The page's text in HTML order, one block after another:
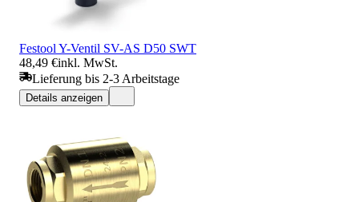
Festool Y-Ventil SV-AS D50 SWT
48,49 €inkl. MwSt.
Lieferung bis 2-3 Arbeitstage
Details anzeigen